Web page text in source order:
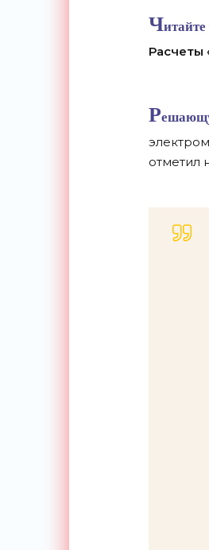
Ч
Расчеты
Р
отметил